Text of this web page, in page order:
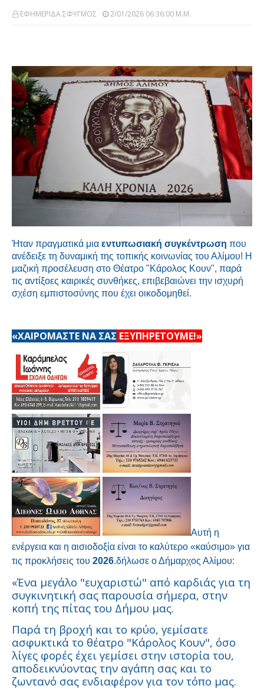
ΕΦΗΜΕΡΙΔΑ ΣΦΥΓΜΟΣ 2/01/2026 06:36:00 Μ.μ.
Ήταν πραγματικά μια εντυπωσιακή συγκέντρωση που
ανέδειξε τη δυναμική της τοπικής κοινωνίας του Αλίμου! Η
μαζική προσέλευση στο Θέατρο "Κάρολος Κουν", παρά
τις αντίξοες καιρικές συνθήκες, επιβεβαιώνει την ισχυρή
σχέση εμπιστοσύνης που έχει οικοδομηθεί.
«ΧΑΙΡΟΜΑΣΤΕ ΝΑ ΣΑΣ ΕΞΥΠΗΡΕΤΟΥΜΕ!»
Αυτή η
ενέργεια και η αισιοδοξία είναι το καλύτερο «καύσιμο» για
τις προκλήσεις του 2026.δήλωσε ο Δήμαρχος Αλίμου:
«Ένα μεγάλο "ευχαριστώ" από καρδιάς για τη
συγκινητική σας παρουσία σήμερα, στην
κοπή της πίτας του Δήμου μας.
Παρά τη βροχή και το κρύο, γεμίσατε
ασφυκτικά το θέατρο "Κάρολος Κουν", όσο
λίγες φορές έχει γεμίσει στην ιστορία του,
αποδεικνύοντας την αγάπη σας και το
ζωντανό σας ενδιαφέρον για τον τόπο μας.